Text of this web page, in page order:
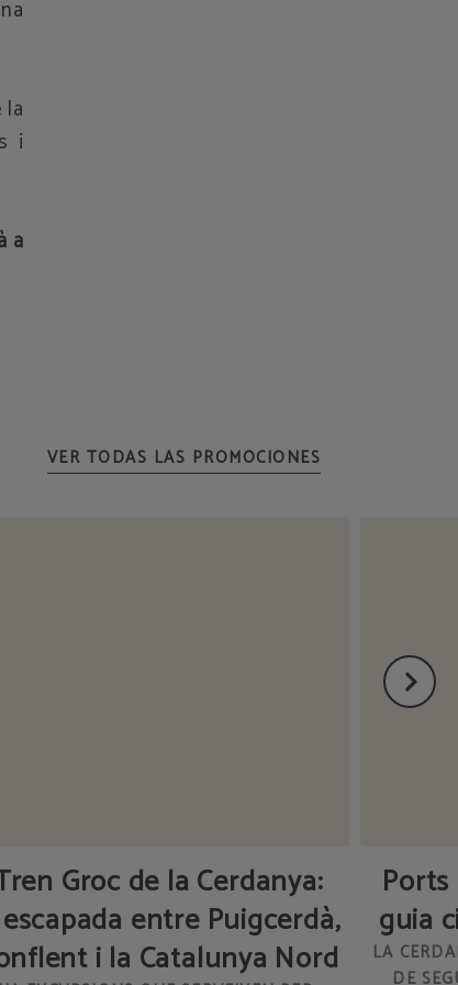
i
a
Groc de la Cerdanya:
entre Puigcerdà,
i la Catalunya Nord
guia
LA
DE